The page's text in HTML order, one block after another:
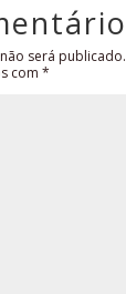
será publicado.
com *